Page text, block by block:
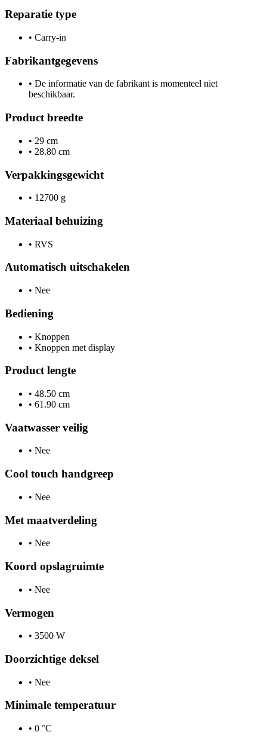
Reparatie type
• Carry-in
Fabrikantgegevens
• De informatie van de fabrikant is momenteel niet
beschikbaar.
Product breedte
• 29 cm
• 28.80 cm
Verpakkingsgewicht
• 12700 g
Materiaal behuizing
• RVS
Automatisch uitschakelen
• Nee
Bediening
• Knoppen
• Knoppen met display
Product lengte
• 48.50 cm
• 61.90 cm
Vaatwasser veilig
• Nee
Cool touch handgreep
• Nee
Met maatverdeling
• Nee
Koord opslagruimte
• Nee
Vermogen
• 3500 W
Doorzichtige deksel
• Nee
Minimale temperatuur
• 0 °C